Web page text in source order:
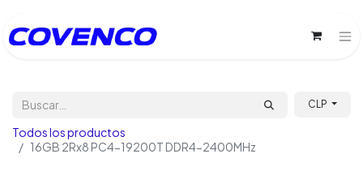
CLP
Todos los productos
16GB 2Rx8 PC4-19200T DDR4-2400MHz